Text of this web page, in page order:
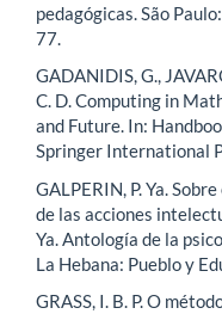
pedagógicas. São
77.
GADANIDIS, G.,
C. D. Computing in
and Future. In:
Springer International
GALPERIN, P. Ya.
de las acciones
Ya. Antología de la
La Hebana: Pueblo y
GRASS, I. B. P. O